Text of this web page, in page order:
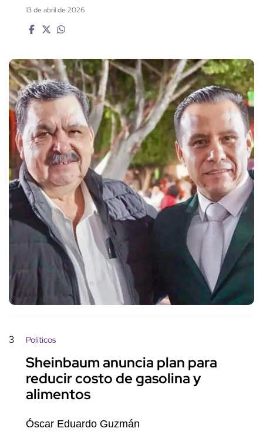
13 de abril de 2026
3 Políticos
Sheinbaum anuncia plan para
reducir costo de gasolina y
alimentos
Óscar Eduardo Guzmán